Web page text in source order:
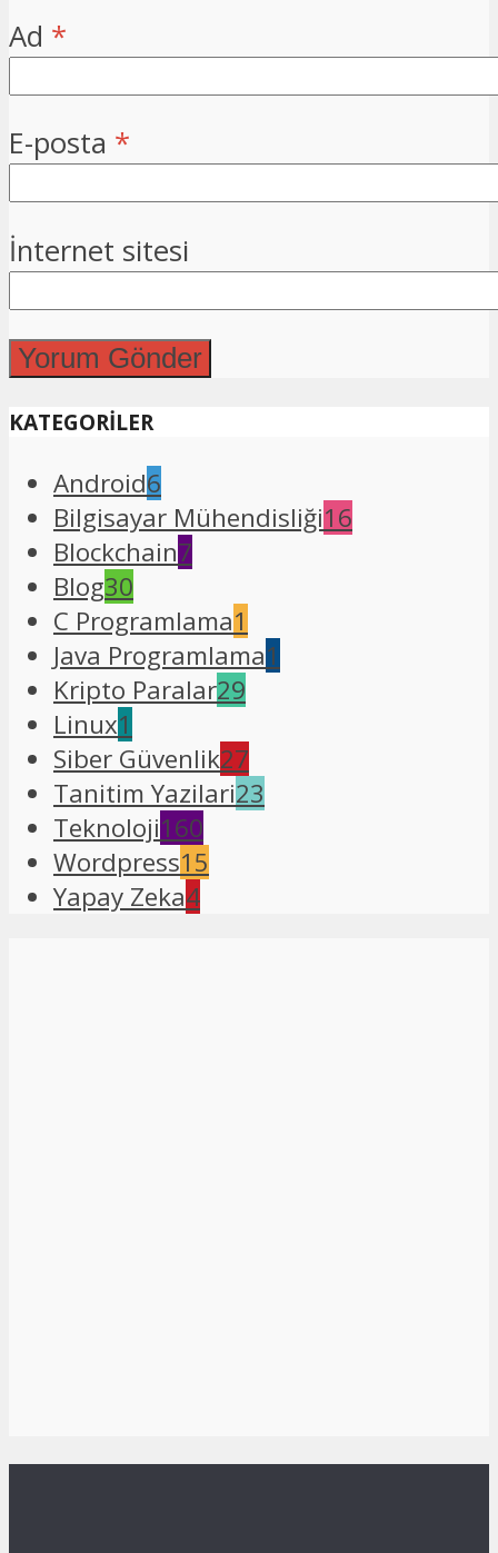
Ad *
E-posta *
İnternet sitesi
KATEGORİLER
Android6
Bilgisayar Mühendisliği16
Blockchain7
Blog30
C Programlama1
Java Programlama1
Kripto Paralar29
Linux1
Siber Güvenlik27
Tanitim Yazilari23
Teknoloji160
Wordpress15
Yapay Zeka4